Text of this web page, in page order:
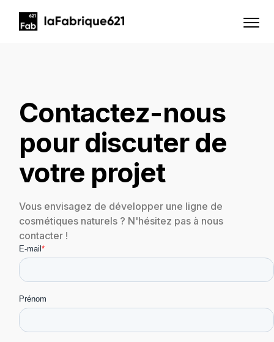
Contactez-nous
pour discuter de
votre projet
Vous envisagez de développer une ligne de
cosmétiques naturels ? N'hésitez pas à nous
contacter !